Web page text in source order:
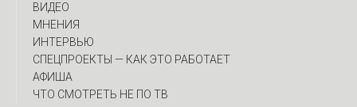
ВИДЕО
МНЕНИЯ
ИНТЕРВЬЮ
CПЕЦПРОЕКТЫ — КАК ЭТО РАБОТАЕТ
АФИША
ЧТО СМОТРЕТЬ НЕ ПО ТВ